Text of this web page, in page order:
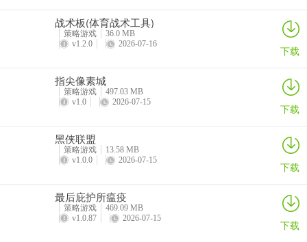
1、雷神全球用户已超千万量级，服务器集群全球范围上万台覆盖，网
络加速行业领军品牌软件产品。
2、百万海量豪华礼包送不停，每日签到豪礼、每日登陆礼包、累计登
陆礼包等福利享不停。
支持，币圈子的行情的内容可以及时的知晓。
4、还有专业的美国彩票购买渠道，三缺一安化棋牌实时的信息准确的
自由自在的选择。
5、很多关卡不能按照常理去思考，规规矩矩可是没办法通关的，一定
战术板(体育战术工具)
策略游戏
36.0 MB
v1.2.0
2026-07-16 下载
指尖像素城
策略游戏
497.03 MB
v1.0
2026-07-15 下载
黑侠联盟
策略游戏
13.58 MB
v1.0.0
2026-07-15 下载
最后庇护所瘟疫
策略游戏
469.09 MB
v1.0.87
2026-07-15 下载